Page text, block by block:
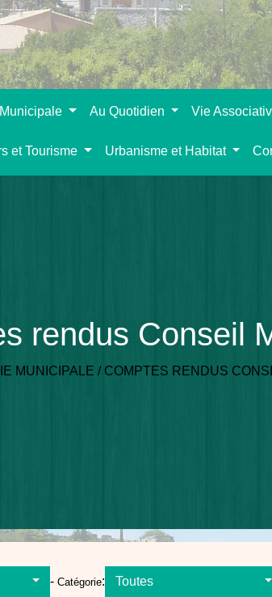
Au Quotidien Vie
et Tourisme Urbanisme et Habitat
rendus Conseil
MUNICIPALE / COMPTES RENDUS
-Catégorie: Toutes